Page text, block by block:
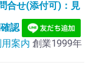
合せ(添付可)：見
認
案内 創業1999年